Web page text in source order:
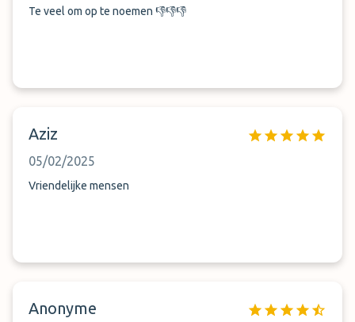
Te veel om op te noemen 👎👎👎
Aziz
05/02/2025
Vriendelijke mensen
Anonyme